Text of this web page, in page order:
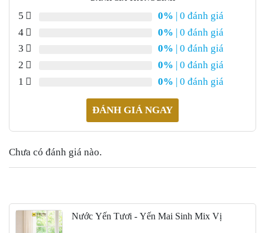
5 0% | 0 đánh giá
4
0% | 0 đánh giá
3
0% | 0 đánh giá
2
0% | 0 đánh giá
1
0% | 0 đánh giá
ĐÁNH GIÁ NGAY
Chưa có đánh giá nào.
Nước Yến Tươi - Yến Mai Sinh Mix Vị